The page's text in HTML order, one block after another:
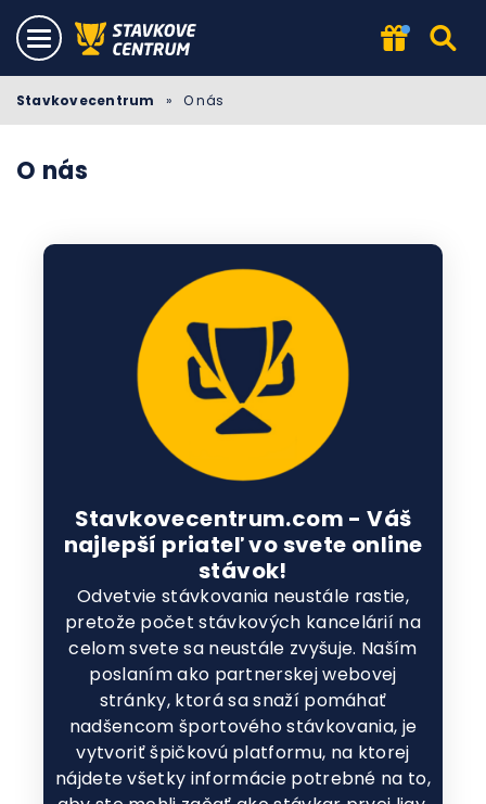
Stavkovecentrum » O nás
O nás
Stavkovecentrum.com - Váš
najlepší priateľ vo svete online
stávok!
Odvetvie stávkovania neustále rastie,
pretože počet stávkových kancelárií na
celom svete sa neustále zvyšuje. Naším
poslaním ako partnerskej webovej
stránky, ktorá sa snaží pomáhať
nadšencom športového stávkovania, je
vytvoriť špičkovú platformu, na ktorej
nájdete všetky informácie potrebné na to,